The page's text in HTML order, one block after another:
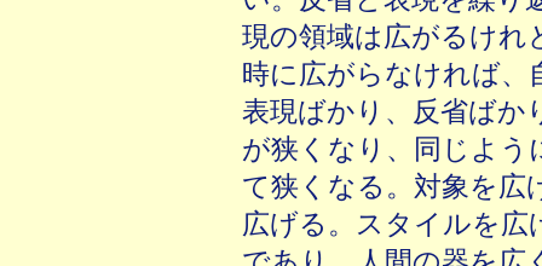
現の領域は広がるけれ
時に広がらなければ、
表現ばかり、反省ばか
が狭くなり、同じよう
て狭くなる。対象を広
広げる。スタイルを